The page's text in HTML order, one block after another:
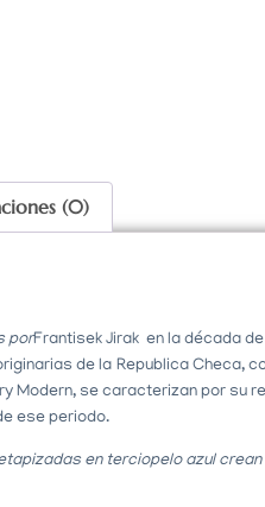
(0)
porFrantisek Jirak en la década
de la Republica Checa,
Modern, se caracterizan por su
ese periodo.
en terciopelo azul